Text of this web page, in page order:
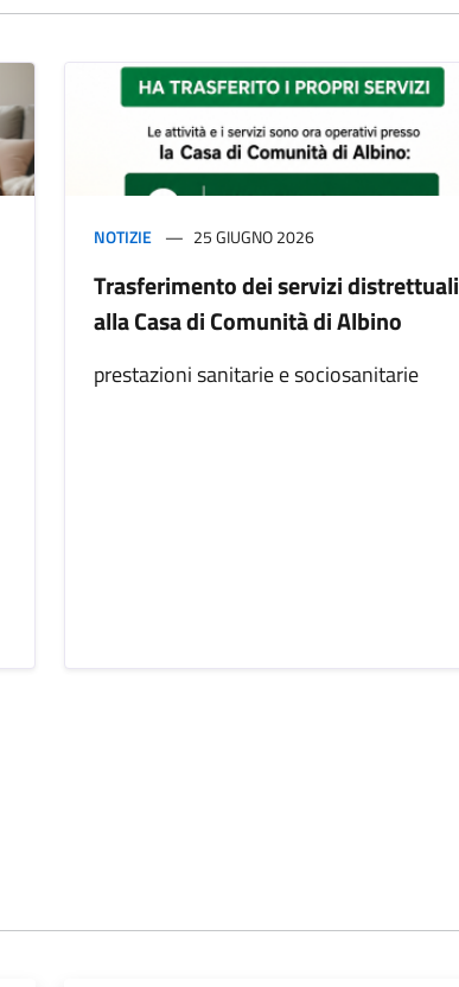
NOTIZIE 25 GIUGNO 2026
Trasferimento dei servizi distrettuali
alla Casa di Comunità di Albino
prestazioni sanitarie e sociosanitarie